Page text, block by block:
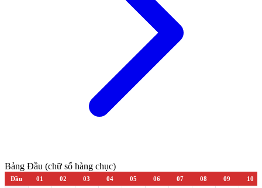
Bảng Đầu (chữ số hàng chục)
Đầu 01 02 03 04 05 06 07 08 09 10